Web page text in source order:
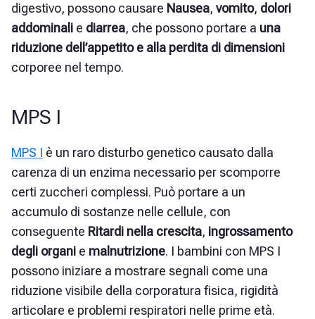
digestivo, possono causare Nausea, vomito, dolori
addominali e diarrea, che possono portare a una
riduzione dell’appetito e alla perdita di dimensioni
corporee nel tempo.
MPS I
MPS I è un raro disturbo genetico causato dalla
carenza di un enzima necessario per scomporre
certi zuccheri complessi. Può portare a un
accumulo di sostanze nelle cellule, con
conseguente Ritardi nella crescita, ingrossamento
degli organi e malnutrizione. I bambini con MPS I
possono iniziare a mostrare segnali come una
riduzione visibile della corporatura fisica, rigidità
articolare e problemi respiratori nelle prime età.